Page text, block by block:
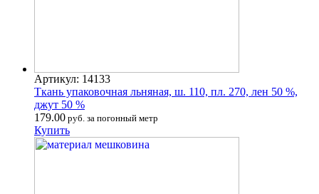
Артикул: 14133
Ткань упаковочная льняная, ш. 110, пл. 270, лен 50 %,
джут 50 %
179.00 руб. за погонный метр
Купить